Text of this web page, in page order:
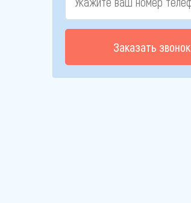
Заказать звонок